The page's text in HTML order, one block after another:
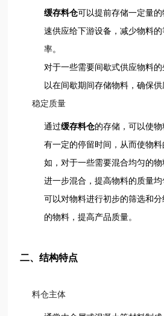
缓存料仓可以提前存储一定量
速供应给下游设备，减少物料
率。
对于一些需要间歇式供应物料
以在间歇期间存储物料，确保供
稳定质量
通过缓存料仓的存储，可以使
有一定的停留时间，从而使物
如，对于一些需要混合均匀的
进一步混合，提高物料的质量均
可以对物料进行初步的筛选和
的物料，提高产品质量。
二、结构特点
料仓主体